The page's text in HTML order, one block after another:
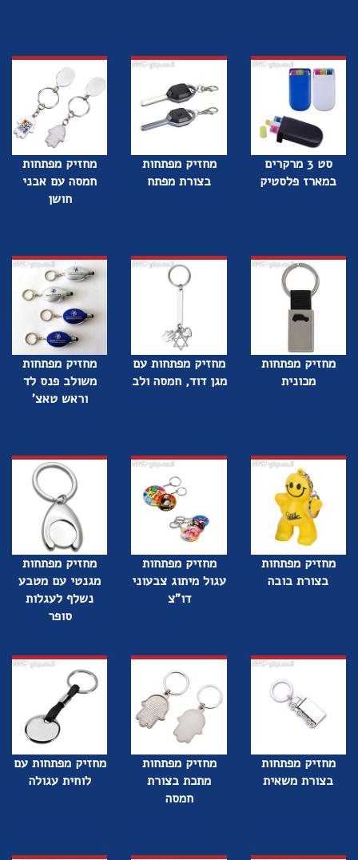
סט 3 מרקרים
במארז פלסטיק
מחזיק מפתחות
בצורת מפתח
מחזיק מפתחות
חמסה עם אבני
חושן
מחזיק מפתחות
מכונית
מחזיק מפתחות עם
מגן דוד, חמסה ולב
מחזיק מפתחות
משולב פנס לד
וראש טאצ'
מחזיק מפתחות
בצורת בובה
מחזיק מפתחות
עגול מיתוג צבעוני
דו"צ
מחזיק מפתחות
מגנטי עם מטבע
נשלף לעגלות
סופר
מחזיק מפתחות
בצורת משאית
מחזיק מפתחות
מתכת בצורת
חמסה
מחזיק מפתחות עם
לוחית עגולה